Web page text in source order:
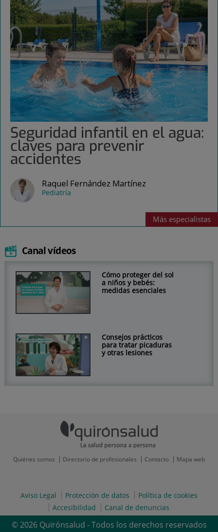
Seguridad infantil en el agua:
claves para prevenir
accidentes
Raquel Fernández Martínez
Pediatría
Más especialistas
Canal vídeos
Cómo proteger del sol
a niños y bebés:
medidas esenciales
Consejos prácticos
para tratar picaduras
y otras lesiones
Quiénes somos Directorio de profesionales Contacto Mapa web
Aviso Legal Protección de datos
Política de cookies
Accesibilidad
Canal de denuncias
© 2026 Quirónsalud - Todos los derechos reservados